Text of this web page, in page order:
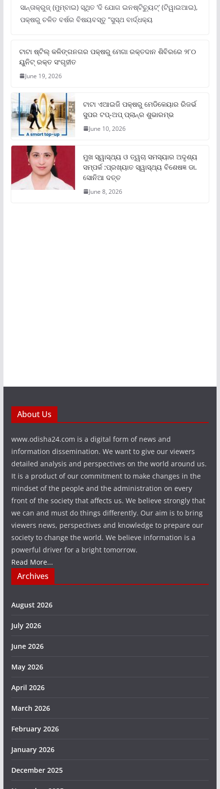
ସାନ୍ତାକ୍ରୁଜ୍ (ମୁମ୍ବାଇ) ସ୍ଥିତ ‘ଦି ଯୋଗ ଇନଷ୍ଟିଚ୍ୟୁଟ୍‌’ (ଟିୱାଇଆଇ),
ପକ୍ଷରୁ ଚଳିତ ବର୍ଷର ବିଷୟବସ୍ତୁ “ସୁସ୍ଥ ବାର୍ଦ୍ଧକ୍ୟ
ଟାଟା ଷ୍ଟିଲ୍‌ କଳିଙ୍ଗନଗର ପକ୍ଷରୁ ମେଗା ରକ୍ତଦାନ ଶିବିରରେ ୨୮୦
ୟୁନିଟ୍‌ ରକ୍ତ ସଂଗୃହୀତ
June 19, 2026
ଟାଟା ଏଆଇଜି ପକ୍ଷରୁ ମେଡିକେୟାର ରିଜର୍ଭ
ସୁପର ଟପ୍‌-ଅପ୍ ପ୍ଲାନ୍‌ର ଶୁଭାରମ୍ଭ
June 10, 2026
ମୁଖ ସ୍ୱାସ୍ଥ୍ୟ ଓ ତ୍ୱଚା ସମସ୍ୟାର ଅଦୃଶ୍ୟ
ସମ୍ପର୍କ :ପ୍ରଖ୍ୟାତ ସ୍ୱାସ୍ଥ୍ୟ ବିଶେଷଜ୍ଞ ଡା.
ସୋନିଆ ଦତ୍ତ
June 8, 2026
About Us
www.odisha24.com is a digital form of news and
information dissemination. We want to give our viewers
detailed analysis and perspectives on the world around us.
It is a product of our commitment to make changes in the
mindset of the people and the administration on every
front of the society that affects us. We believe strongly that
we can and must do things differently. Our aim is to bring
viewers news, perspectives and knowledge to prepare our
society to change the world. We believe information is a
powerful driver for a bright tomorrow.
Read More...
Archives
August 2026
July 2026
June 2026
May 2026
April 2026
March 2026
February 2026
January 2026
December 2025